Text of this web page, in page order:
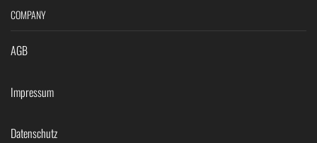
COMPANY
AGB
Impressum
Datenschutz